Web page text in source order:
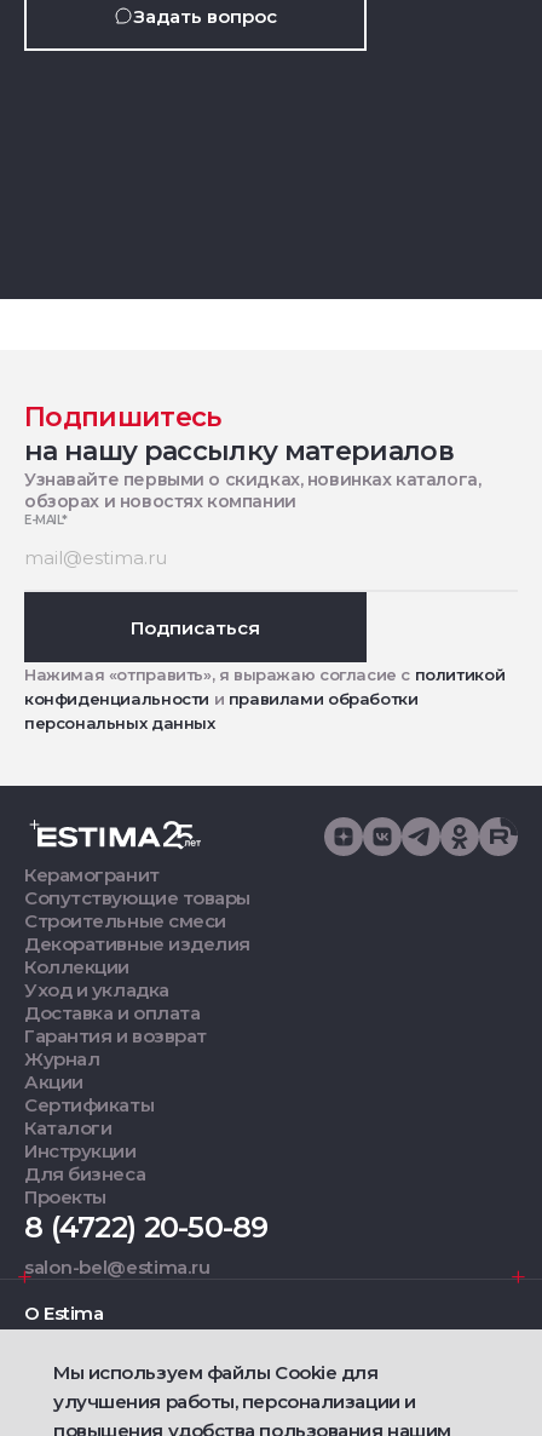
Задать вопрос
Подпишитесь
на нашу рассылку материалов
Узнавайте первыми о скидках, новинках каталога,
обзорах и новостях компании
E-MAIL*
Подписаться
Нажимая «отправить», я выражаю согласие с политикой
конфиденциальности и правилами обработки
персональных данных
Керамогранит
Сопутствующие товары
Строительные смеси
Декоративные изделия
Коллекции
Уход и укладка
Доставка и оплата
Гарантия и возврат
Журнал
Акции
Сертификаты
Каталоги
Инструкции
Для бизнеса
Проекты
8 (4722) 20-50-89
salon-bel@estima.ru
О Estima
Дизайнерам
Мы используем файлы Cookie для
улучшения работы, персонализации и
повышения удобства пользования нашим